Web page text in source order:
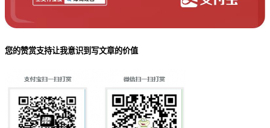
您的赞赏支持让我意识到写文章的价值